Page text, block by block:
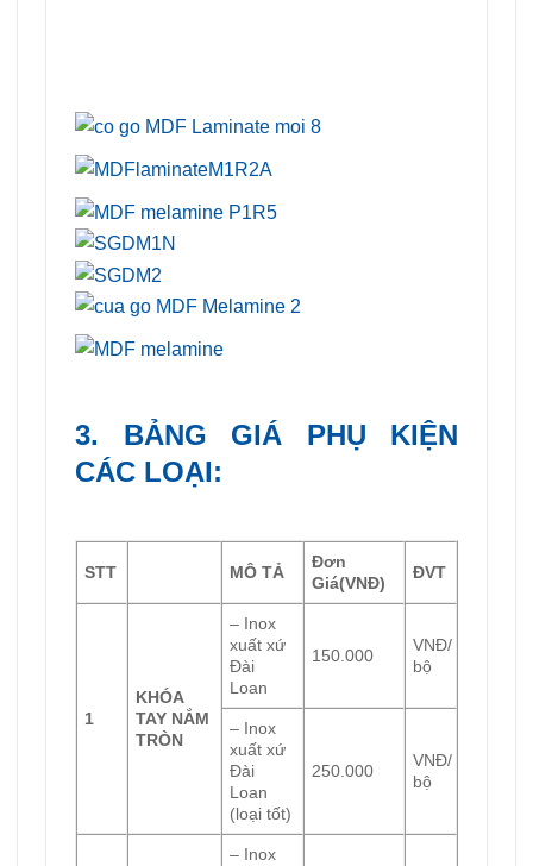
3. BẢNG GIÁ PHỤ KIỆN
CÁC LOẠI:
STT MÔ TẢ
Đơn
Giá(VNĐ)
ĐVT
1
KHÓA
TAY NẮM
TRÒN
– Inox
xuất xứ
Đài
Loan
150.000
VNĐ/
bộ
– Inox
xuất xứ
Đài
Loan
(loại tốt)
250.000
VNĐ/
bộ
– Inox